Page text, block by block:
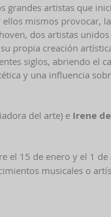
grandes artistas que
ellos mismos provocar,
dos artistas
propia creación
siglos, abriendo el
y una influencia
del arte) e Irene
el 15 de enero y el 1 de
musicales o